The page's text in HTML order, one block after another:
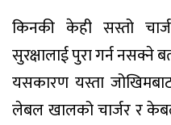
किनकी केही सस्तो
सुरक्षालाई पुरा गर्न नसक्ने
यसकारण यस्ता
लेबल खालको चार्जर र